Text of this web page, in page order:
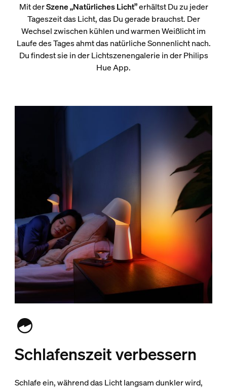
Mit derSzene „Natürliches Licht”erhältst Du zu jeder
Tageszeit das Licht, das Du gerade brauchst. Der
Wechsel zwischen kühlen und warmen Weißlicht im
Laufe des Tages ahmt das natürliche Sonnenlicht nach.
Du findest sie in der Lichtszenengalerie in der Philips
Hue App.
Schlafenszeit verbessern
Schlafe ein, während das Licht langsam dunkler wird,